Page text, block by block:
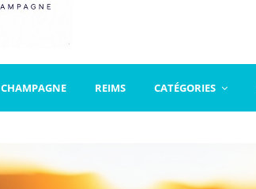
CHAMPAGNE REIMS CATÉGORIES